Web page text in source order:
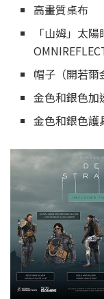
高畫質桌布
「山姆」太
帽子（開若爾
金色和銀色加
金色和銀色護